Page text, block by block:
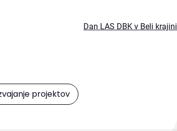
Dan LAS DBK v Beli krajini
projektov